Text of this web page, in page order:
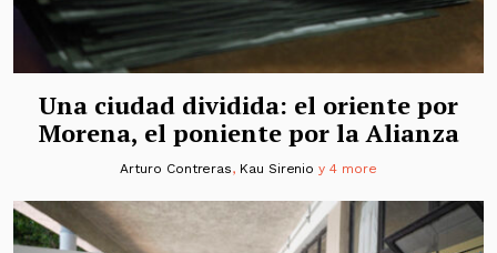
Una ciudad dividida: el oriente por
Morena, el poniente por la Alianza
Arturo Contreras, Kau Sirenio y 4 more